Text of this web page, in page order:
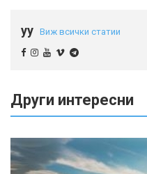
yy Виж всички статии
Други интересни